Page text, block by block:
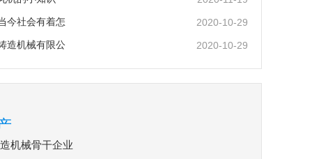
今社会有着怎 2020-10-29
造机械有限公 2020-10-29
机械骨干企业